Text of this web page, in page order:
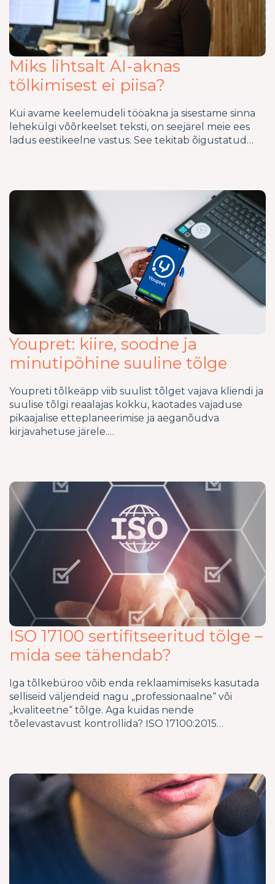
Miks lihtsalt AI-aknas
tõlkimisest ei piisa?
Kui avame keelemudeli tööakna ja sisestame sinna
lehekülgi võõrkeelset teksti, on seejärel meie ees
ladus eestikeelne vastus. See tekitab õigustatud…
Youpret: kiire, soodne ja
minutipõhine suuline tõlge
Youpreti tõlkeäpp viib suulist tõlget vajava kliendi ja
suulise tõlgi reaalajas kokku, kaotades vajaduse
pikaajalise etteplaneerimise ja aeganõudva
kirjavahetuse järele.…
ISO 17100 sertifitseeritud tõlge –
mida see tähendab?
Iga tõlkebüroo võib enda reklaamimiseks kasutada
selliseid väljendeid nagu „professionaalne“ või
„kvaliteetne“ tõlge. Aga kuidas nende
tõelevastavust kontrollida? ISO 17100:2015…